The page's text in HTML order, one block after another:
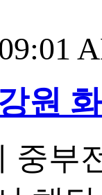
원
중부